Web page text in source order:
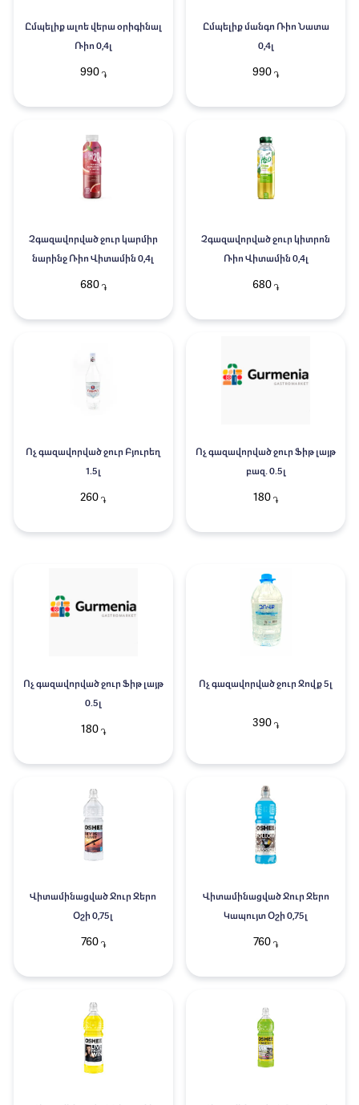
Ըմպելիք ալոե վերա օրիգինալ
Ռիո 0,4լ
990֏
Ըմպելիք մանգո Ռիո Նատա
0,4լ
990 ֏
Չգազավորված ջուր կարմիր
նարինջ Ռիո Վիտամին 0,4լ
680֏
Չգազավորված ջուր կիտրոն
Ռիո Վիտամին 0,4լ
680 ֏
Ոչ գազավորված ջուր Բյուրեղ
1.5լ
260 ֏
Ոչ գազավորված ջուր Ֆիթ լայթ
բազ. 0.5լ
180 ֏
Ոչ գազավորված ջուր Ֆիթ լայթ
0.5լ
180֏
Ոչ գազավորված ջուր Զովք 5լ
390 ֏
Վիտամինացված Ջուր Զերո
Օշի 0,75լ
760֏
Վիտամինացված Ջուր Զերո
Կապույտ Օշի 0,75լ
760 ֏